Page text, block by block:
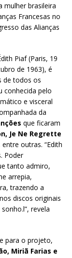
mulher brasileira
Francesas no
das Alianças
Piaf (Paris, 19
de 1963), é
de todos os
conhecida pelo
e visceral
da
que ficaram
Je Ne Regrette
entre outras. “Edith
Poder
tanto admiro,
arrepia,
trazendo a
discos originais
revela
para o projeto,
Miriã Farias e